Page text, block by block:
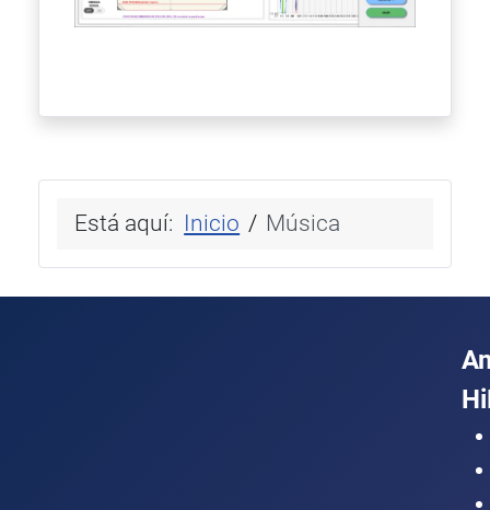
Está aquí: Inicio Música